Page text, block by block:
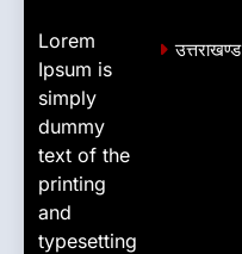
Lorem
Ipsum is
simply
dummy
text of the
printing
and
typesetting
उत्तराखण्ड